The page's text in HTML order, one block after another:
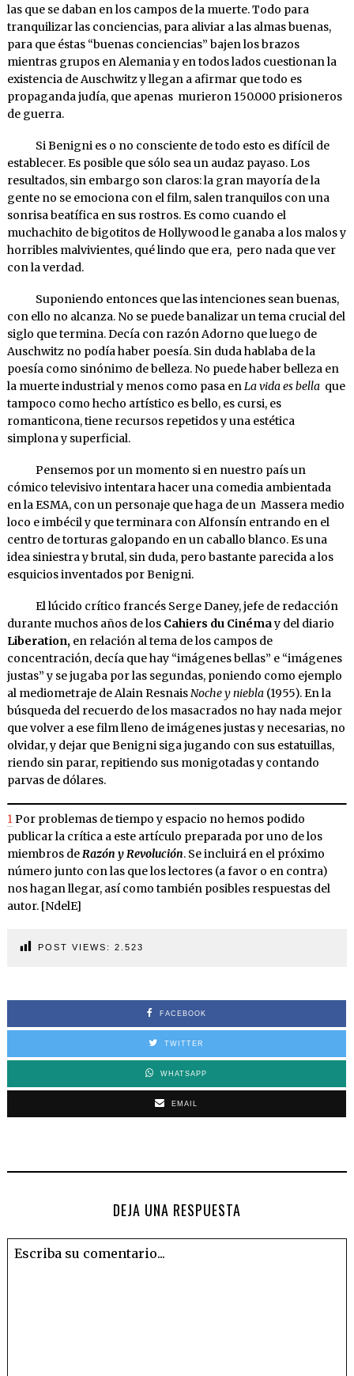
las que se daban en los campos de la muerte. Todo para
tranquilizar las conciencias, para aliviar a las almas buenas,
para que éstas “buenas conciencias” bajen los brazos
mientras grupos en Alemania y en todos lados cuestionan la
existencia de Auschwitz y llegan a afirmar que todo es
propaganda judía, que apenas murieron 150.000 prisioneros
de guerra.
Si Benigni es o no consciente de todo esto es difícil de
establecer. Es posible que sólo sea un audaz payaso. Los
resultados, sin embargo son claros: la gran mayoría de la
gente no se emociona con el film, salen tranquilos con una
sonrisa beatífica en sus rostros. Es como cuando el
muchachito de bigotitos de Hollywood le ganaba a los malos y
horribles malvivientes, qué lindo que era, pero nada que ver
con la verdad.
Suponiendo entonces que las intenciones sean buenas,
con ello no alcanza. No se puede banalizar un tema crucial del
siglo que termina. Decía con razón Adorno que luego de
Auschwitz no podía haber poesía. Sin duda hablaba de la
poesía como sinónimo de belleza. No puede haber belleza en
la muerte industrial y menos como pasa enLa vida es bella que
tampoco como hecho artístico es bello, es cursi, es
romanticona, tiene recursos repetidos y una estética
simplona y superficial.
Pensemos por un momento si en nuestro país un
cómico televisivo intentara hacer una comedia ambientada
en la ESMA, con un personaje que haga de un Massera medio
loco e imbécil y que terminara con Alfonsín entrando en el
centro de torturas galopando en un caballo blanco. Es una
idea siniestra y brutal, sin duda, pero bastante parecida a los
esquicios inventados por Benigni.
El lúcido crítico francés Serge Daney, jefe de redacción
durante muchos años de los Cahiers du Cinémay del diario
Liberation,en relación al tema de los campos de
concentración, decía que hay “imágenes bellas” e “imágenes
justas” y se jugaba por las segundas, poniendo como ejemplo
al mediometraje de Alain ResnaisNoche y niebla (1955). En la
búsqueda del recuerdo de los masacrados no hay nada mejor
que volver a ese film lleno de imágenes justas y necesarias, no
olvidar, y dejar que Benigni siga jugando con sus estatuillas,
riendo sin parar, repitiendo sus monigotadas y contando
parvas de dólares.
1Por problemas de tiempo y espacio no hemos podido
publicar la crítica a este artículo preparada por uno de los
miembros deRazón y Revolución. Se incluirá en el próximo
número junto con las que los lectores (a favor o en contra)
nos hagan llegar, así como también posibles respuestas del
autor. [NdelE]
POST VIEWS: 2.523
FACEBOOK
TWITTER
WHATSAPP
EMAIL
DEJA UNA RESPUESTA